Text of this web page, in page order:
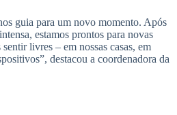
guia para um novo momento. Após
estamos prontos para novas
livres – em nossas casas, em
destacou a coordenadora da